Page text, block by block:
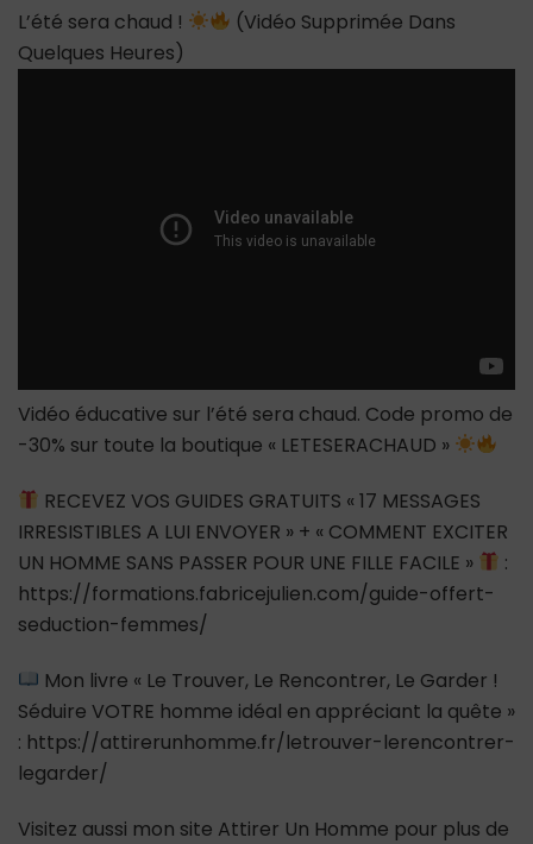
chaud
Heures)
L’été sera chaud !
(Vidéo Supprimée Dans
Quelques Heures)
Vidéo éducative sur l’été sera chaud. Code promo de
-30% sur toute la boutique « LETESERACHAUD »
RECEVEZ VOS GUIDES GRATUITS « 17 MESSAGES
IRRESISTIBLES A LUI ENVOYER » + « COMMENT EXCITER
UN HOMME SANS PASSER POUR UNE FILLE FACILE »
:
https://formations.fabricejulien.com/guide-offert-
seduction-femmes/
Mon livre « Le Trouver, Le Rencontrer, Le Garder !
Séduire VOTRE homme idéal en appréciant la quête »
: https://attirerunhomme.fr/letrouver-lerencontrer-
legarder/
Visitez aussi mon site Attirer Un Homme pour plus de